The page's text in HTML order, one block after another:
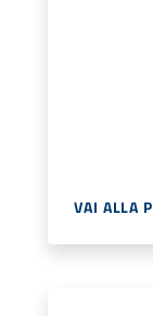
VAI ALLA